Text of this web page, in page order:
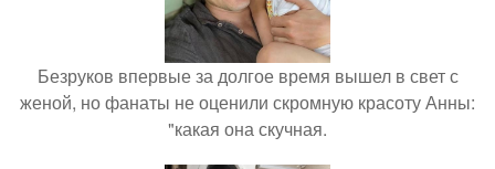
Безруков впервые за долгое время вышел в свет с
женой, но фанаты не оценили скромную красоту Анны:
"какая она скучная.